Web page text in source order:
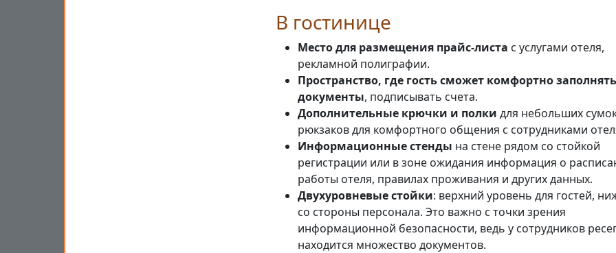
В гостинице
Место для размещения прайс-листа с услугами отеля,
рекламной полиграфии.
Пространство, где гость сможет комфортно заполнять
документы, подписывать счета.
Дополнительные крючки и полки для небольших
рюкзаков для комфортного общения с сотрудниками
Информационные стенды на стене рядом со стойкой
регистрации или в зоне ожидания информация о
работы отеля, правилах проживания и других данных.
Двухуровневые стойки: верхний уровень для гостей,
со стороны персонала. Это важно с точки зрения
информационной безопасности, ведь у сотрудников
находится множество документов.